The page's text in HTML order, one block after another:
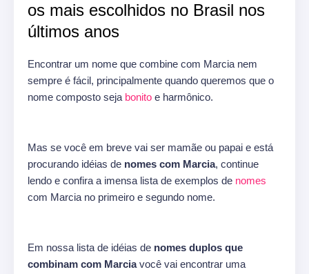
os mais escolhidos no Brasil nos
últimos anos
Encontrar um nome que combine com Marcia nem
sempre é fácil, principalmente quando queremos que o
nome composto seja bonito e harmônico.
Mas se você em breve vai ser mamãe ou papai e está
procurando idéias de nomes com Marcia, continue
lendo e confira a imensa lista de exemplos de nomes
com Marcia no primeiro e segundo nome.
Em nossa lista de idéias de nomes duplos que
combinam com Marciavocê vai encontrar uma